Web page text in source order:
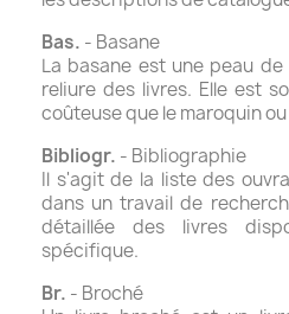
Bas. - Basane
La basane est une peau
reliure des livres. Elle est
coûteuse que le maroquin ou
Bibliogr. - Bibliographie
Il s'agit de la liste des
dans un travail de
détaillée des livres
spécifique.
Br. - Broché